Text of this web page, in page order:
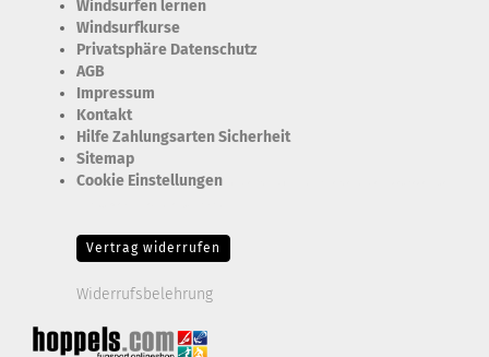
Windsurfen lernen
Windsurfkurse
Privatsphäre Datenschutz
AGB
Impressum
Kontakt
Hilfe Zahlungsarten Sicherheit
Sitemap
Cookie Einstellungen
Vertrag widerrufen
Widerrufsbelehrung